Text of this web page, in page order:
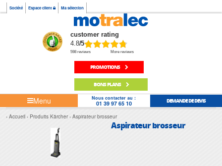
Société Espace client Ma sélection
customer rating
4.8/5
598 reviews More reviews
PROMOTIONS
BONS PLANS
Menu Nous contacter au :
01 39 97 65 10 DEMANDE DE DEVIS
Accueil Produits Kärcher Aspirateur brosseur
Aspirateur brosseur